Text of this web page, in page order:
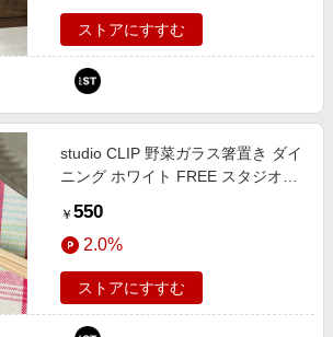
ストアにすすむ
studio CLIP 野菜ガラス箸置き ダイ
ニング ホワイト FREE スタジオク
ティ（旧ドットエスティ）
￥ 550
2.0%
ストアにすすむ